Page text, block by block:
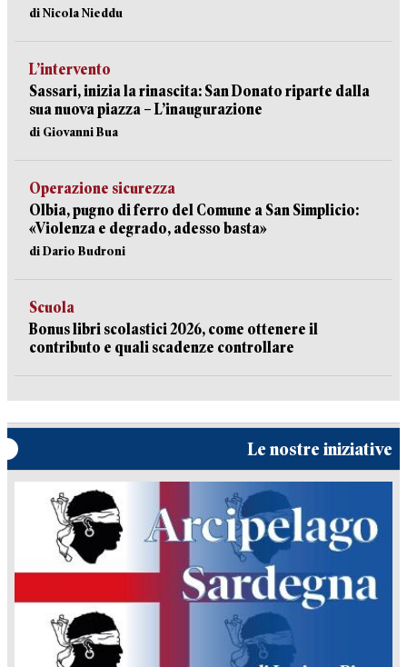
di Nicola Nieddu
L’intervento
Sassari, inizia la rinascita: San Donato riparte dalla
sua nuova piazza – L’inaugurazione
di Giovanni Bua
Operazione sicurezza
Olbia, pugno di ferro del Comune a San Simplicio:
«Violenza e degrado, adesso basta»
di Dario Budroni
Scuola
Bonus libri scolastici 2026, come ottenere il
contributo e quali scadenze controllare
Le nostre iniziative